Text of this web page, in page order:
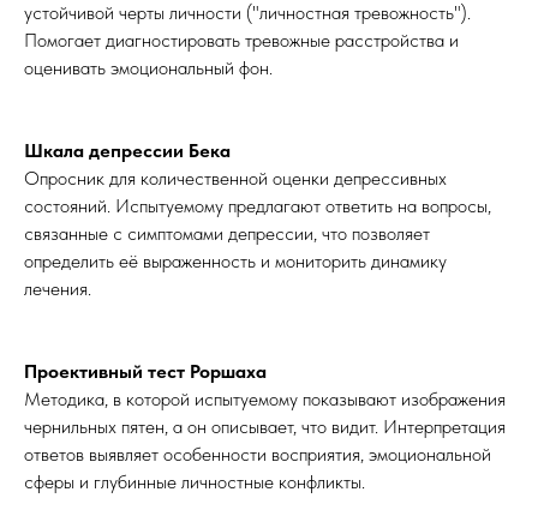
устойчивой черты личности ("личностная тревожность").
Помогает диагностировать тревожные расстройства и
оценивать эмоциональный фон.
Шкала депрессии Бека
Опросник для количественной оценки депрессивных
состояний. Испытуемому предлагают ответить на вопросы,
связанные с симптомами депрессии, что позволяет
определить её выраженность и мониторить динамику
лечения.
Проективный тест Роршаха
Методика, в которой испытуемому показывают изображения
чернильных пятен, а он описывает, что видит. Интерпретация
ответов выявляет особенности восприятия, эмоциональной
сферы и глубинные личностные конфликты.